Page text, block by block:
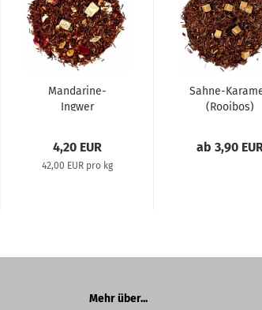
Mandarine-
Ingwer
4,20 EUR
42,00 EUR pro kg
Sahne-
(Rooibos)
ab 3,90
Mehr über...